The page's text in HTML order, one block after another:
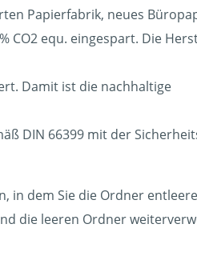
Papierfabrik, neues
CO2 equ. eingespart. Die
Damit ist die nachhaltige
DIN 66399 mit der
in dem Sie die Ordner
die leeren Ordner